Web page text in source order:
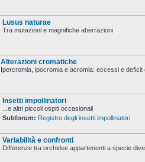
Lusus naturae
Tra mutazioni e magnifiche aberrazioni
Alterazioni cromatiche
Ipercromia, ipocromia e acromia: eccessi e deficit
Insetti impollinatori
...e altri piccoli ospiti occasionali
Subforum: Registro degli insetti impollinatori
Variabilità e confronti
Differenze tra orchidee appartenenti a specie